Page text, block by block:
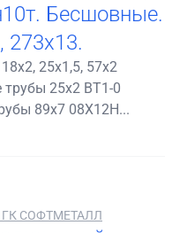
Бесшовные.
25х1,5, 57х2
25х2 ВТ1-0
89х7 08Х12Н...
СОФТМЕТАЛЛ